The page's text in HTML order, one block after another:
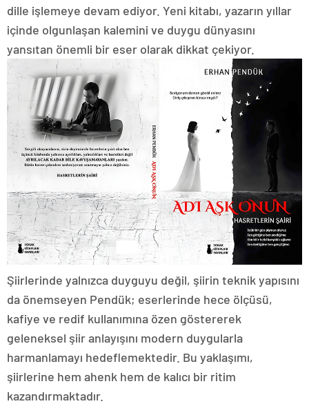
dille işlemeye devam ediyor. Yeni kitabı, yazarın yıllar
içinde olgunlaşan kalemini ve duygu dünyasını
yansıtan önemli bir eser olarak dikkat çekiyor.
Şiirlerinde yalnızca duyguyu değil, şiirin teknik yapısını
da önemseyen Pendük; eserlerinde hece ölçüsü,
kafiye ve redif kullanımına özen göstererek
geleneksel şiir anlayışını modern duygularla
harmanlamayı hedeflemektedir. Bu yaklaşımı,
şiirlerine hem ahenk hem de kalıcı bir ritim
kazandırmaktadır.